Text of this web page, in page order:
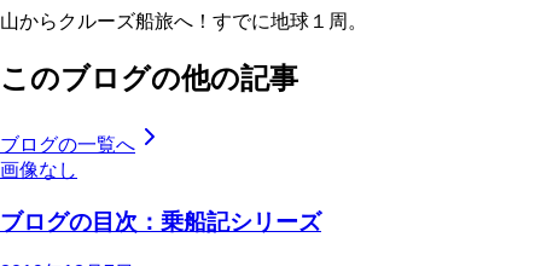
山からクルーズ船旅へ！すでに地球１周。
このブログの他の記事
ブログの一覧へ
画像なし
ブログの目次：乗船記シリーズ